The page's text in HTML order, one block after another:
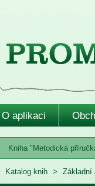
O aplikaci
Kniha "Metodická
Katalog knih Základní